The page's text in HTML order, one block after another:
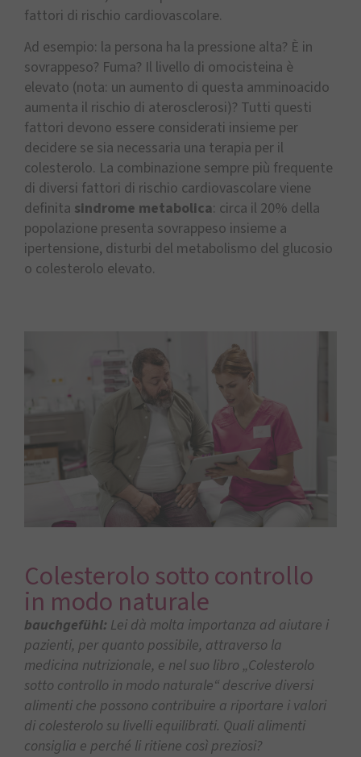
fattori di rischio cardiovascolare.
Ad esempio: la persona ha la pressione alta? È in
sovrappeso? Fuma? Il livello di omocisteina è
elevato (nota: un aumento di questa amminoacido
aumenta il rischio di aterosclerosi)? Tutti questi
fattori devono essere considerati insieme per
decidere se sia necessaria una terapia per il
colesterolo. La combinazione sempre più frequente
di diversi fattori di rischio cardiovascolare viene
definita sindrome metabolica: circa il 20% della
popolazione presenta sovrappeso insieme a
ipertensione, disturbi del metabolismo del glucosio
o colesterolo elevato.
Colesterolo sotto controllo
in modo naturale
bauchgefühl: Lei dà molta importanza ad aiutare i
pazienti, per quanto possibile, attraverso la
medicina nutrizionale, e nel suo libro „Colesterolo
sotto controllo in modo naturale“ descrive diversi
alimenti che possono contribuire a riportare i valori
di colesterolo su livelli equilibrati. Quali alimenti
consiglia e perché li ritiene così preziosi?